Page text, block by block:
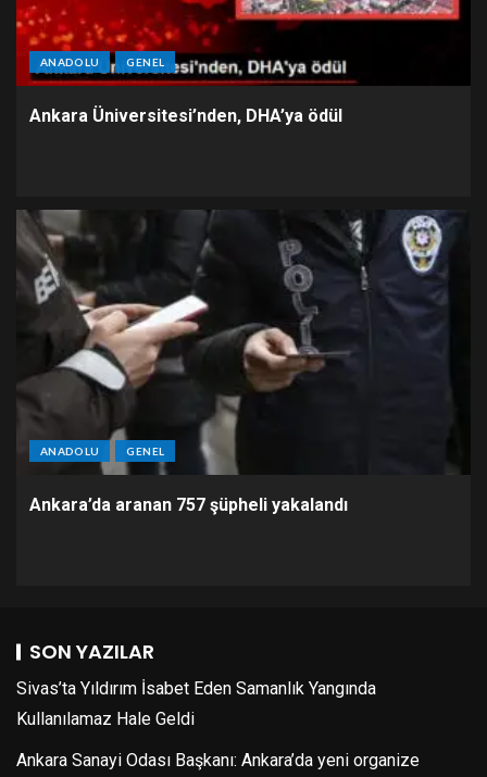
ANADOLU GENEL
Ankara Üniversitesi’nden, DHA’ya ödül
ANADOLU GENEL
Ankara’da aranan 757 şüpheli yakalandı
SON YAZILAR
Sivas’ta Yıldırım İsabet Eden Samanlık Yangında
Kullanılamaz Hale Geldi
Ankara Sanayi Odası Başkanı: Ankara’da yeni organize